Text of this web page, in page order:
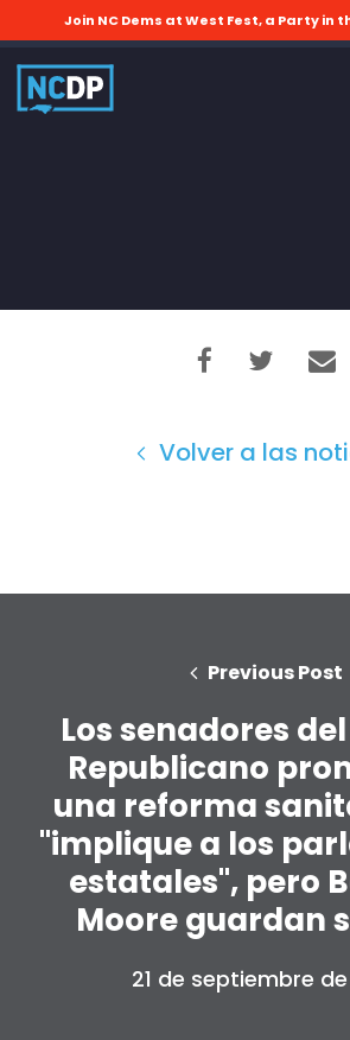
Join NC Dems at West Fest, a Party in
Volver a las
Previous Post
Los senadores
Republicano
una reforma
"implique a los
estatales", pero
Moore guardan
21 de septiembre de